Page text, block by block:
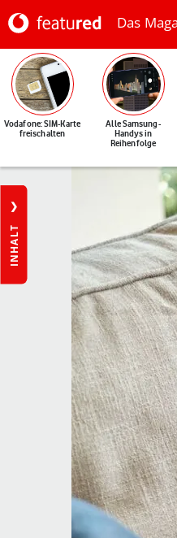
Das
Vodafone: SIM-Karte
freischalten
Alle Samsung-
Handys in
Reihenfolge
INHALT